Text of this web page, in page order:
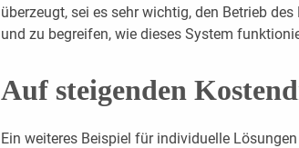
überzeugt, sei es sehr wichtig, den Betrieb
und zu begreifen, wie dieses System
Auf steigenden
Ein weiteres Beispiel für individuelle